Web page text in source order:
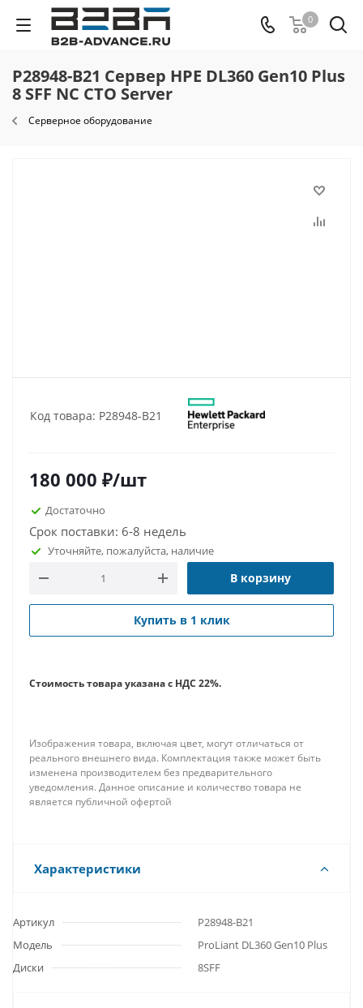
0
P28948-B21 Сервер HPE DL360 Gen10 Plus
8 SFF NC CTO Server
Серверное оборудование
Код товара: P28948-B21
180 000 ₽/шт
Достаточно
Срок поставки: 6-8 недель
Уточняйте, пожалуйста, наличие
В корзину
Купить в 1 клик
Стоимость товара указана с НДС 22%.
Изображения товара, включая цвет, могут отличаться от
реального внешнего вида. Комплектация также может быть
изменена производителем без предварительного
уведомления. Данное описание и количество товара не
является публичной офертой
Характеристики
Артикул
P28948-B21
Модель
ProLiant DL360 Gen10 Plus
Диски
8SFF